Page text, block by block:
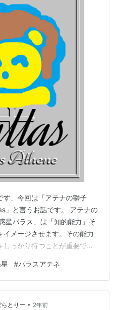
す、今回は「アテナの獅子
」と言うお話です。 アテナの
星パラス」は「知的能力」そ
イメージさせます。その能力
しっかり持つことが重要で
て「小惑星」のイメージは
」～「火星」と「木星」の間
す。 だから、すごく複合的だ
パラス」の能力の内容をしっ
#パラスアテネ
とりー • 2年前